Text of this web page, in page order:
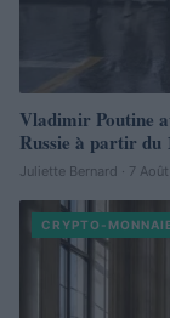
Vladimir Poutine
Russie à partir du
Juliette Bernard · 7
CRYPTO-